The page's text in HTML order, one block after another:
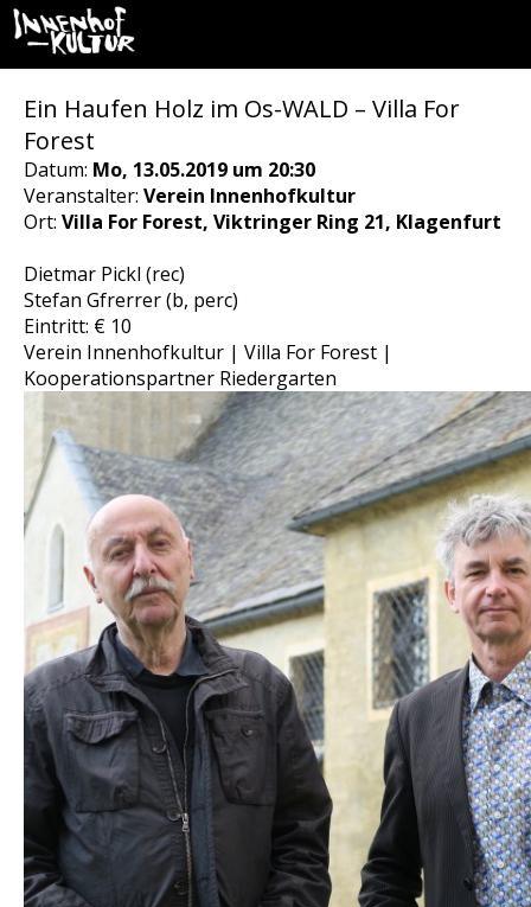
Ein Haufen Holz im Os-WALD – Villa For
Forest
Datum: Mo, 13.05.2019 um 20:30
Veranstalter: Verein Innenhofkultur
Ort: Villa For Forest, Viktringer Ring 21, Klagenfurt
Dietmar Pickl (rec)
Stefan Gfrerrer (b, perc)
Eintritt: € 10
Verein Innenhofkultur | Villa For Forest |
Kooperationspartner Riedergarten